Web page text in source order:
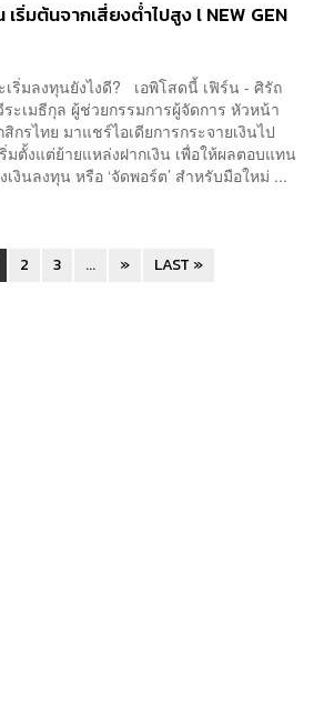
ริ่มต้นจากเสี่ยงต่ำไปสูง l NEW GEN
เริ่มลงทุนยังไงดี? เอพิโสดนี้ เฟิร์น - ศิรัถ
ะเมธีกุล ผู้ช่วยกรรมการผู้จัดการ หัวหน้า
รไทย มาแชร์ไอเดียการกระจายเงินไป
ตั้งแต่ย้ายแหล่งฝากเงิน เพื่อให้ผลตอบแทน
งินลงทุน หรือ ‘จัดพอร์ต’ สำหรับมือใหม่ ...
2 3 ... » LAST »